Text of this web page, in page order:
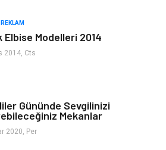
Organizasyon
Genel Kültür
Elbise Modelleri 2014
2014, Cts
Gününde Sevgilinizi
Mekanlar
2020, Per